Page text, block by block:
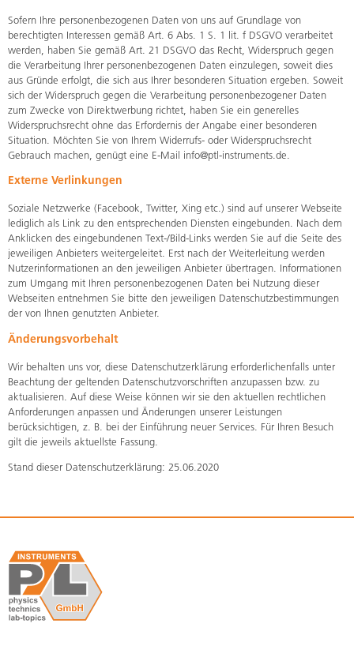
Sofern Ihre personenbezogenen Daten von uns auf Grundlage von
berechtigten Interessen gemäß Art. 6 Abs. 1 S. 1 lit. f DSGVO verarbeitet
werden, haben Sie gemäß Art. 21 DSGVO das Recht, Widerspruch gegen
die Verarbeitung Ihrer personenbezogenen Daten einzulegen, soweit dies
aus Gründe erfolgt, die sich aus Ihrer besonderen Situation ergeben. Soweit
sich der Widerspruch gegen die Verarbeitung personenbezogener Daten
zum Zwecke von Direktwerbung richtet, haben Sie ein generelles
Widerspruchsrecht ohne das Erfordernis der Angabe einer besonderen
Situation. Möchten Sie von Ihrem Widerrufs- oder Widerspruchsrecht
Gebrauch machen, genügt eine E-Mail info@ptl-instruments.de
Externe Verlinkungen
Soziale Netzwerke (Facebook, Twitter, Xing etc.) sind auf unserer Webseite
lediglich als Link zu den entsprechenden Diensten eingebunden. Nach dem
Anklicken des eingebundenen Text-/Bild-Links werden Sie auf die Seite des
jeweiligen Anbieters weitergeleitet. Erst nach der Weiterleitung werden
Nutzerinformationen an den jeweiligen Anbieter übertragen. Informationen
zum Umgang mit Ihren personenbezogenen Daten bei Nutzung dieser
Webseiten entnehmen Sie bitte den jeweiligen Datenschutzbestimmungen
der von Ihnen genutzten Anbieter.
Änderungsvorbehalt
Wir behalten uns vor, diese Datenschutzerklärung erforderlichenfalls unter
Beachtung der geltenden Datenschutzvorschriften anzupassen bzw. zu
aktualisieren. Auf diese Weise können wir sie den aktuellen rechtlichen
Anforderungen anpassen und Änderungen unserer Leistungen
berücksichtigen, z. B. bei der Einführung neuer Services. Für Ihren Besuch
gilt die jeweils aktuellste Fassung.
Stand dieser Datenschutzerklärung: 25.06.2020